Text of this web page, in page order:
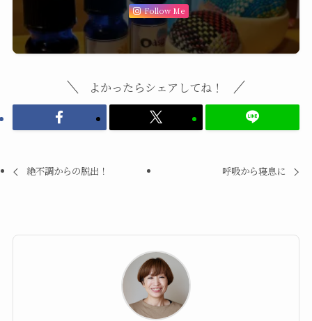
Follow Me
よかったらシェアしてね！
絶不調からの脱出！ 呼吸から寝息に